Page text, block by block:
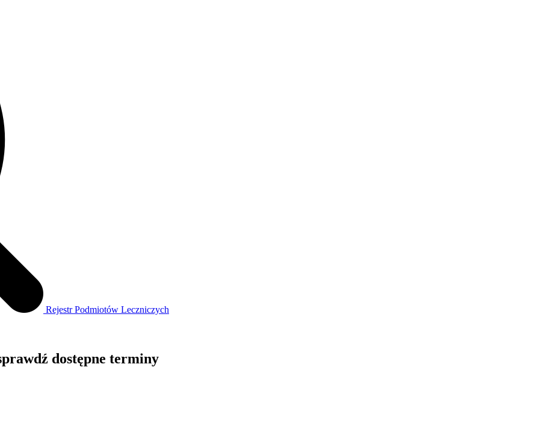
Rejestr Podmiotów Leczniczych
dostępne terminy